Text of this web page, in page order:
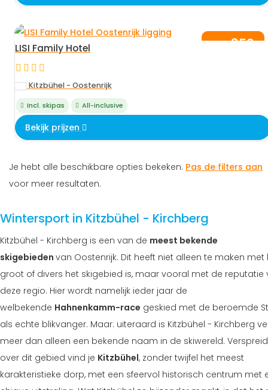
850
LISI Family Hotel
Kitzbühel - Oostenrijk
Incl. skipas All-inclusive
Bekijk prijzen
Je hebt alle beschikbare opties bekeken. Pas de filters aan
voor meer resultaten.
Wintersport in Kitzbühel - Kirchberg
Kitzbühel - Kirchberg is een van de meest bekende
skigebieden van Oostenrijk. Dit heeft niet alleen te maken met
groot of divers het skigebied is, maar vooral met de reputatie
deze regio. Hier wordt namelijk ieder jaar de
welbekende Hahnenkamm-race geskied met de beroemde
als echte blikvanger. Maar: uiteraard is Kitzbühel - Kirchberg
meer dan alleen een bekende naam in de skiwereld. Verspreid
over dit gebied vind je Kitzbühel, zonder twijfel het meest
karakteristieke dorp, met een sfeervol historisch centrum met